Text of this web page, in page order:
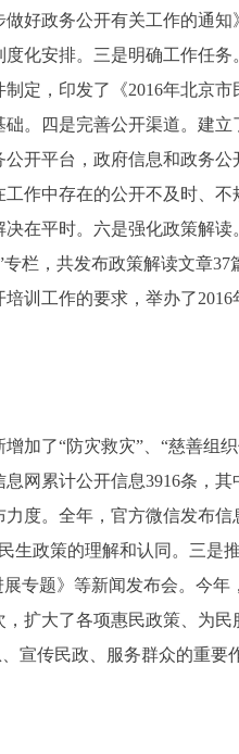
好政务公开有关工作的通
化安排。三是明确工作任务
定，印发了《2016年北京
。四是完善公开渠道。建
开平台，政府信息和政务
作中存在的公开不及时、
在平时。六是强化政策解
栏，共发布政策解读文章
训工作的要求，举办了
了“防灾救灾”、“慈善组织
网累计公开信息3916条，
度。全年，官方微信发布信
生政策的理解和认同。三是
专题》等新闻发布会。今年
扩大了各项惠民政策、为
宣传民政、服务群众的重要